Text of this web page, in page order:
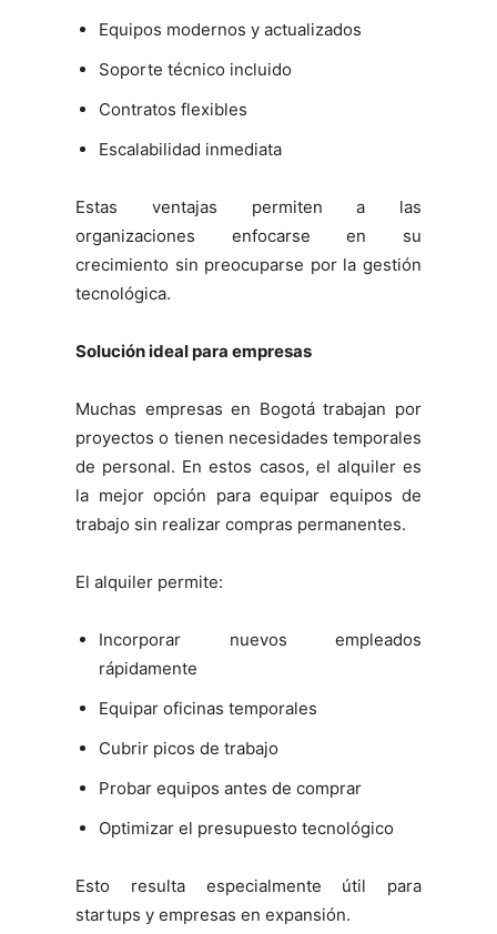
Equipos modernos y actualizados
Soporte técnico incluido
Contratos flexibles
Escalabilidad inmediata
Estas ventajas permiten a las
organizaciones enfocarse en su
crecimiento sin preocuparse por la gestión
tecnológica.
Solución ideal para empresas
Muchas empresas en Bogotá trabajan por
proyectos o tienen necesidades temporales
de personal. En estos casos, el alquiler es
la mejor opción para equipar equipos de
trabajo sin realizar compras permanentes.
El alquiler permite:
Incorporar nuevos empleados
rápidamente
Equipar oficinas temporales
Cubrir picos de trabajo
Probar equipos antes de comprar
Optimizar el presupuesto tecnológico
Esto resulta especialmente útil para
startups y empresas en expansión.